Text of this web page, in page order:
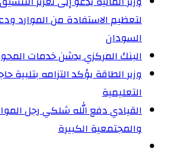
لتعظيم الاستفادة من الموارد
السودان
البنك المركزي يدشن خدمات
وزير الطاقة يؤكد التزامه
التعليمية
القيادي دفع الله شلكي رجل
والمجتمعية الكبيرة